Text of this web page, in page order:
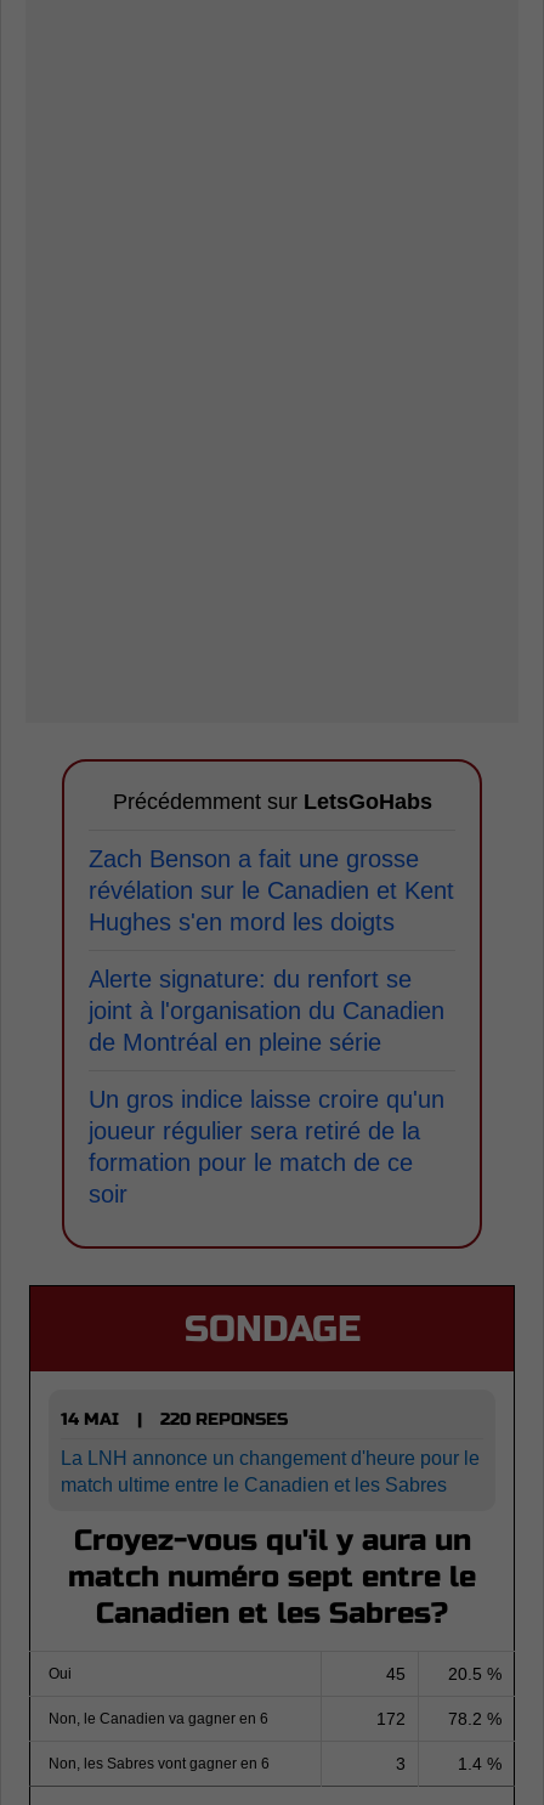
Précédemment sur LetsGoHabs
Zach Benson a fait une grosse
révélation sur le Canadien et Kent
Hughes s'en mord les doigts
Alerte signature: du renfort se
joint à l'organisation du Canadien
de Montréal en pleine série
Un gros indice laisse croire qu'un
joueur régulier sera retiré de la
formation pour le match de ce
soir
SONDAGE
14 MAI |
220 REPONSES
La LNH annonce un changement d'heure pour le
match ultime entre le Canadien et les Sabres
Croyez-vous qu'il y aura un
match numéro sept entre le
Canadien et les Sabres?
Oui 45 20.5 %
Non, le Canadien va gagner en 6 172 78.2 %
Non, les Sabres vont gagner en 6 3 1.4 %